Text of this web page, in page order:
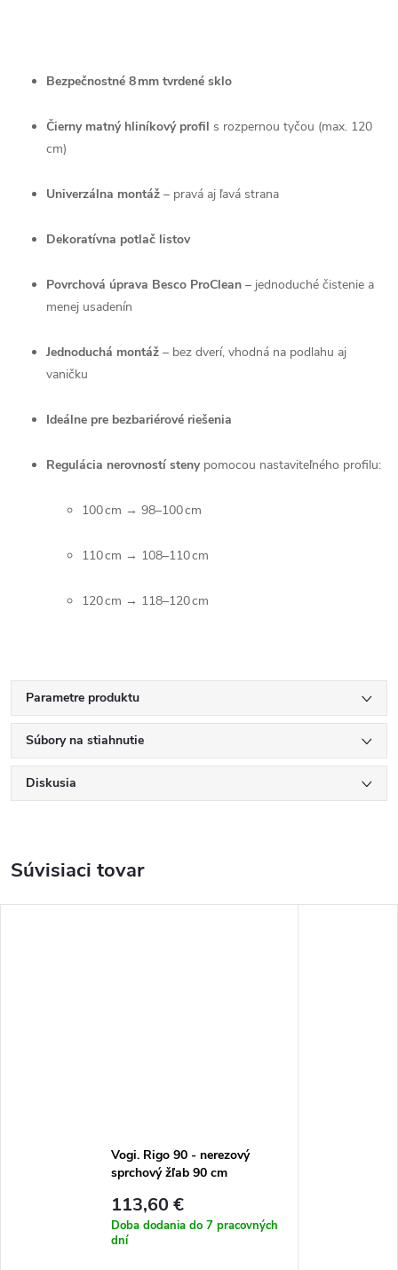
Bezpečnostné 8 mm tvrdené sklo
Čierny matný hliníkový profil s rozpernou tyčou (max. 120
cm)
Univerzálna montáž – pravá aj ľavá strana
Dekoratívna potlač listov
Povrchová úprava Besco ProClean – jednoduché čistenie a
menej usadenín
Jednoduchá montáž – bez dverí, vhodná na podlahu aj
vaničku
Ideálne pre bezbariérové riešenia
Regulácia nerovností stenypomocou nastaviteľného profilu:
100 cm → 98–100 cm
110 cm → 108–110 cm
120 cm → 118–120 cm
Parametre produktu
Súbory na stiahnutie
Diskusia
Súvisiaci tovar
Vogi. Rigo 90 - nerezový
sprchový žľab 90 cm
113,60 €
Doba dodania do 7 pracovných
dní